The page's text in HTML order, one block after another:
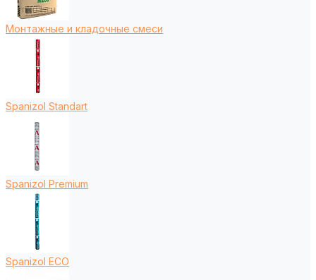
Монтажные и кладочные смеси
Spanizol Standart
Spanizol Premium
Spanizol ECO